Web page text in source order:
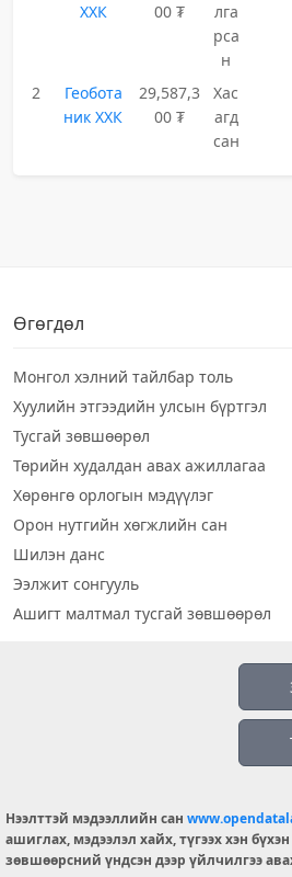
ХХК
00 ₮
лга
рса
н
2
Геобота
ник ХХК
29,587,3
00 ₮
Хас
агд
сан
Өгөгдөл
Монгол хэлний тайлбар толь
Хуулийн этгээдийн улсын бүртгэл
Тусгай зөвшөөрөл
Төрийн худалдан авах ажиллагаа
Хөрөнгө орлогын мэдүүлэг
Орон нутгийн хөгжлийн сан
Шилэн данс
Ээлжит сонгууль
Ашигт малтмал тусгай зөвшөөрөл
info@opendatalab.mn
© 2026 OPENDATA LAB
Нээлттэй мэдээллийн сан
ашиглах, мэдээлэл хайх, түгээх хэн
зөвшөөрсний үндсэн дээр үйлчилгээ